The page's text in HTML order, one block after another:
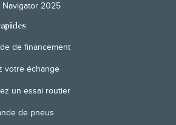
Navigator 2025
de financement
votre échange
un essai routier
de pneus